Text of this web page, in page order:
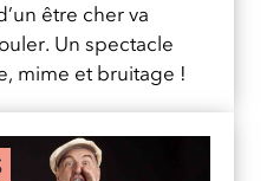
être cher va
Un spectacle
mime et bruitage !